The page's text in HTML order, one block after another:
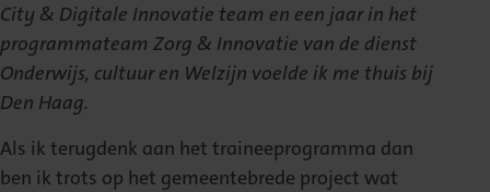
City & Digitale Innovatie team en een jaar in het
programmateam Zorg & Innovatie van de dienst
Onderwijs, cultuur en Welzijn voelde ik me thuis bij
Den Haag.
Als ik terugdenk aan het traineeprogramma dan
ben ik trots op het gemeentebrede project wat